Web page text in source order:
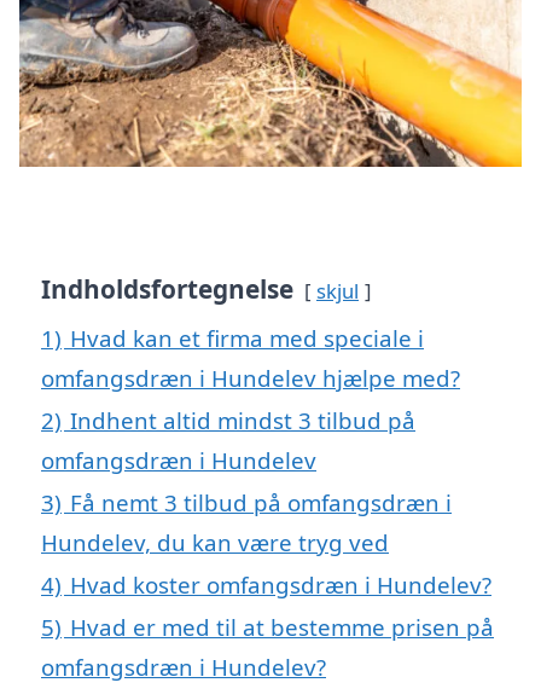
Indholdsfortegnelse skjul
1) Hvad kan et firma med speciale i
omfangsdræn i Hundelev hjælpe med?
2) Indhent altid mindst 3 tilbud på
omfangsdræn i Hundelev
3) Få nemt 3 tilbud på omfangsdræn i
Hundelev, du kan være tryg ved
4) Hvad koster omfangsdræn i Hundelev?
5) Hvad er med til at bestemme prisen på
omfangsdræn i Hundelev?